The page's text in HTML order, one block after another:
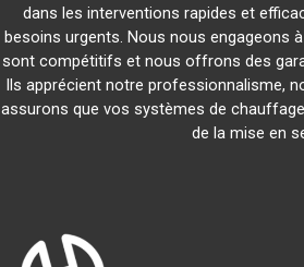
dans les interventions rapides et
besoins urgents. Nous nous engageons
sont compétitifs et nous offrons des
Ils apprécient notre professionnalisme,
assurons que vos systèmes de
de la mise en